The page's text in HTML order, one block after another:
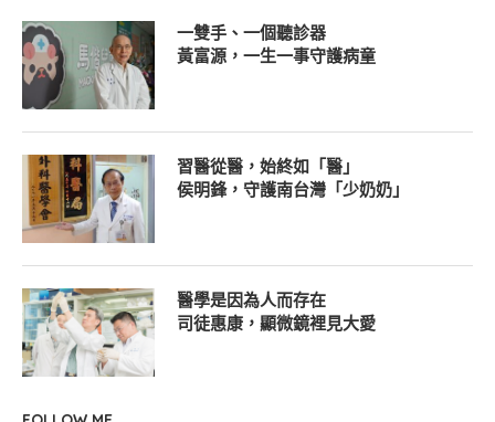
一雙手、一個聽診器
黃富源，一生一事守護病童
習醫從醫，始終如「醫」
侯明鋒，守護南台灣「少奶奶」
醫學是因為人而存在
司徒惠康，顯微鏡裡見大愛